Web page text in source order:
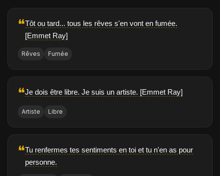
❝Tôt ou tard... tous les rêves s'en vont en fumée.
[Emmet Ray]
Rêves Fumée
❝Je dois être libre. Je suis un artiste. [Emmet Ray]
Artiste Libre
❝Tu renfermes tes sentiments en toi et tu n'en as pour
personne.